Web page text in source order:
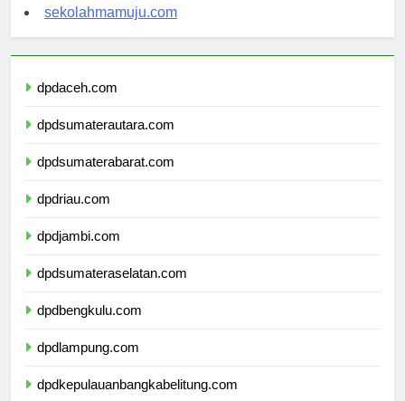
sekolahmamuju.com
dpdaceh.com
dpdsumaterautara.com
dpdsumaterabarat.com
dpdriau.com
dpdjambi.com
dpdsumateraselatan.com
dpdbengkulu.com
dpdlampung.com
dpdkepulauanbangkabelitung.com